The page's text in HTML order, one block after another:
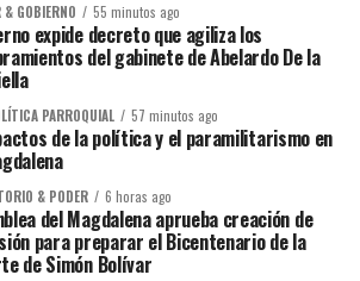
& GOBIERNO 55 minutos ago
expide decreto que agiliza los
del gabinete de Abelardo De la
PARROQUIAL 57 minutos ago
de la política y el paramilitarismo en
& PODER 6 horas ago
del Magdalena aprueba creación de
para preparar el Bicentenario de la
de Simón Bolívar